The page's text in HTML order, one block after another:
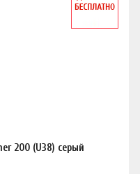
200 (U38) серый